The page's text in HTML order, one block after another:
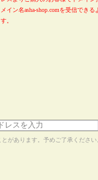
イン名asha-shop.comを受信でき
。
があります。予めご了承ください